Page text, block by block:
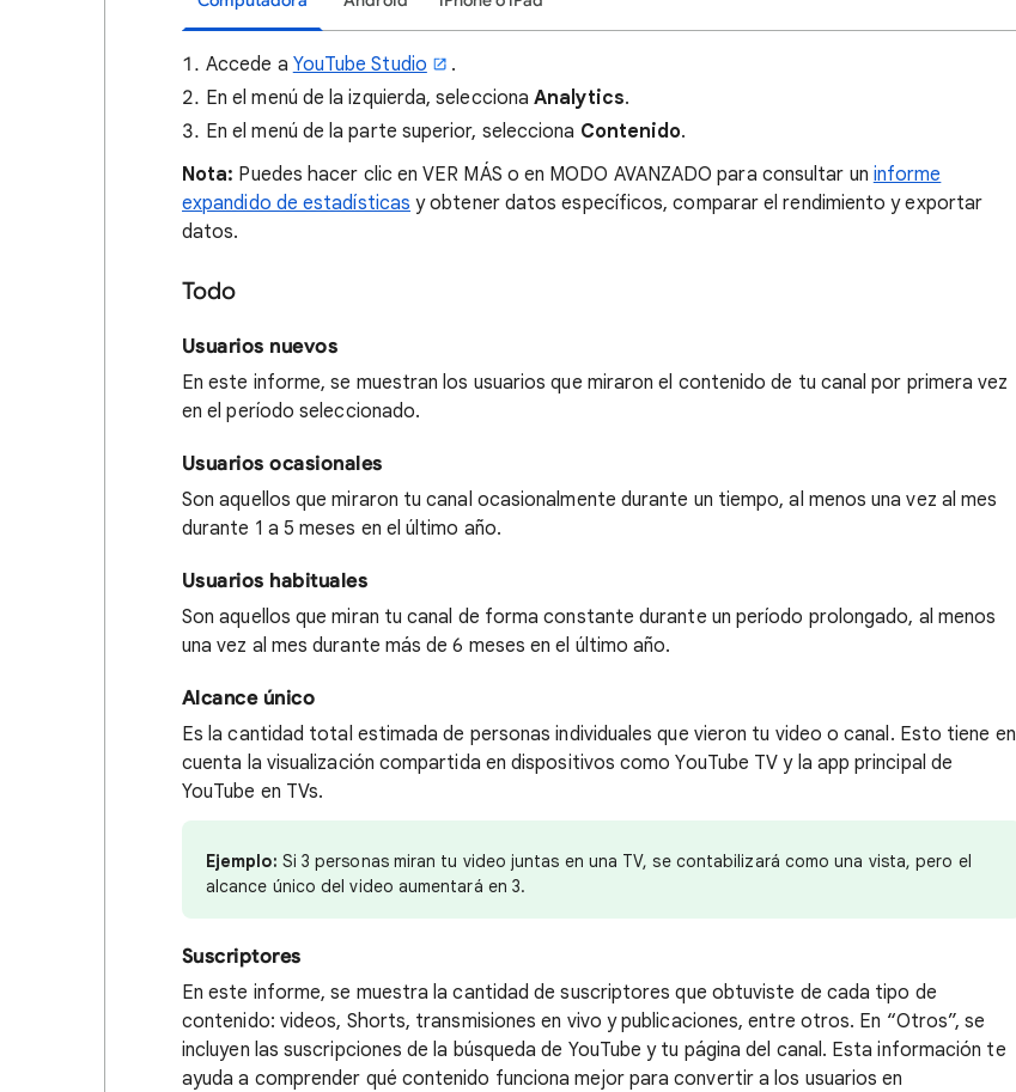
Accede a YouTube Studio
.
En el menú de la izquierda, seleccionaAnalytics.
En el menú de la parte superior, selecciona Contenido.
Nota: Puedes hacer clic en VER MÁS o en MODO AVANZADO para consultar un informe
expandido de estadísticas y obtener datos específicos, comparar el rendimiento y exportar
datos.
Todo
Usuarios nuevos
En este informe, se muestran los usuarios que miraron el contenido de tu canal por primera vez
en el período seleccionado.
Usuarios ocasionales
Son aquellos que miraron tu canal ocasionalmente durante un tiempo, al menos una vez al mes
durante 1 a 5 meses en el último año.
Usuarios habituales
Son aquellos que miran tu canal de forma constante durante un período prolongado, al menos
una vez al mes durante más de 6 meses en el último año.
Alcance único
Es la cantidad total estimada de personas individuales que vieron tu video o canal. Esto tiene en
cuenta la visualización compartida en dispositivos como YouTube TV y la app principal de
YouTube en TVs.
Ejemplo: Si 3 personas miran tu video juntas en una TV, se contabilizará como una vista, pero el
alcance único del video aumentará en 3.
Suscriptores
En este informe, se muestra la cantidad de suscriptores que obtuviste de cada tipo de
contenido: videos, Shorts, transmisiones en vivo y publicaciones, entre otros. En “Otros”, se
incluyen las suscripciones de la búsqueda de YouTube y tu página del canal. Esta información te
ayuda a comprender qué contenido funciona mejor para convertir a los usuarios en